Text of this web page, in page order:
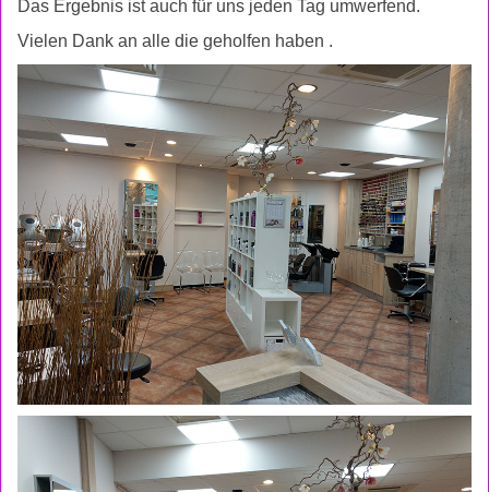
Das Ergebnis ist auch für uns jeden Tag umwerfend.
Vielen Dank an alle die geholfen haben .